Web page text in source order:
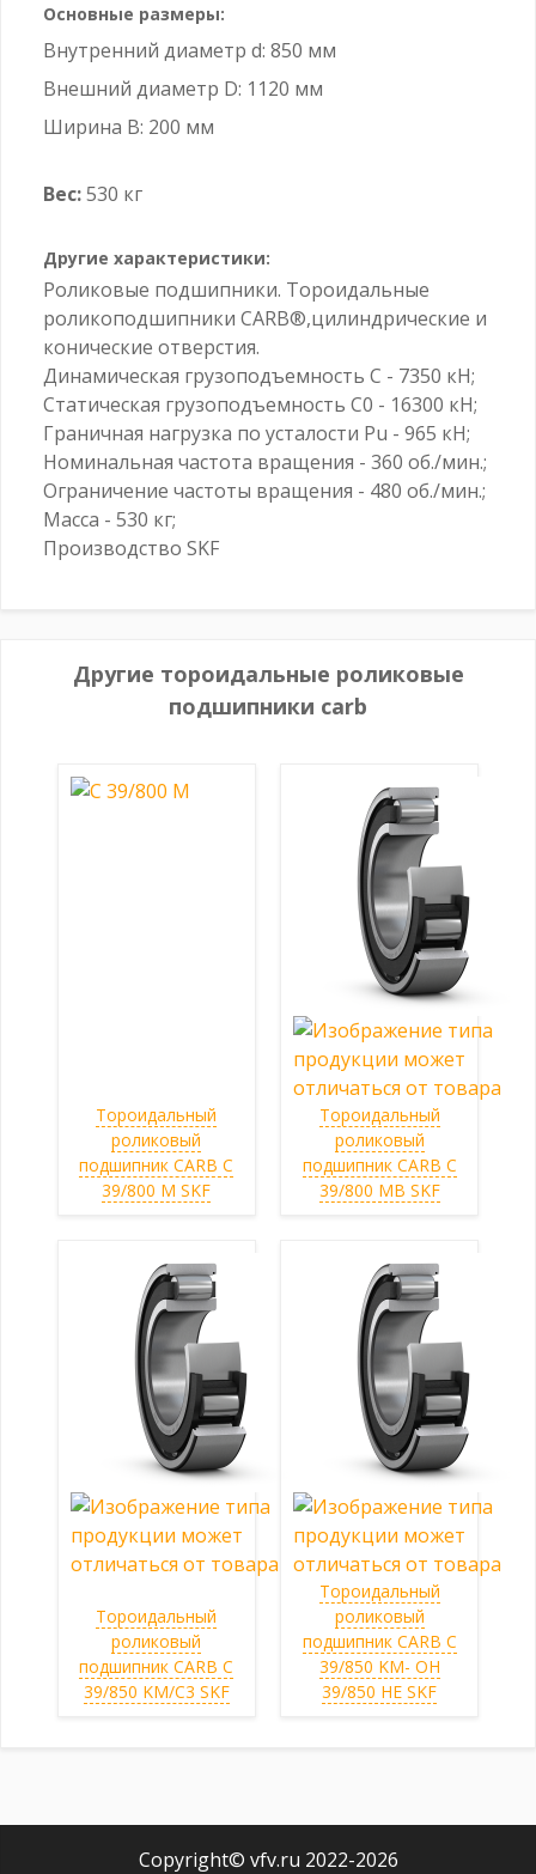
Основные размеры:
Внутренний диаметр d: 850 мм
Внешний диаметр D: 1120 мм
Ширина B: 200 мм
Вес:530 кг
Другие характеристики:
Роликовые подшипники. Тороидальные
роликоподшипники CARB®,цилиндрические и
конические отверстия.
Динамическая грузоподъемность C - 7350 кН;
Статическая грузоподъемность C0 - 16300 кН;
Граничная нагрузка по усталости Pu - 965 кН;
Номинальная частота вращения - 360 об./мин.;
Ограничение частоты вращения - 480 об./мин.;
Масса - 530 кг;
Производство SKF
Другие тороидальные роликовые
подшипники carb
Тороидальный
роликовый
подшипник CARB C
39/800 M SKF
Тороидальный
роликовый
подшипник CARB C
39/800 MB SKF
Тороидальный
роликовый
подшипник CARB C
39/850 KM/C3 SKF
Тороидальный
роликовый
подшипник CARB C
39/850 KM- OH
39/850 HE SKF
Copyright© vfv.ru 2022-2026